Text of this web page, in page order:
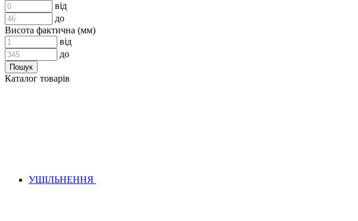
АДАПТЕРИ
КЛАПАНИ
НАСОСИ-ДОЗАТОРИ
від
до
Висота фактична (мм)
від
до
Каталог товарів
УЩІЛЬНЕННЯ